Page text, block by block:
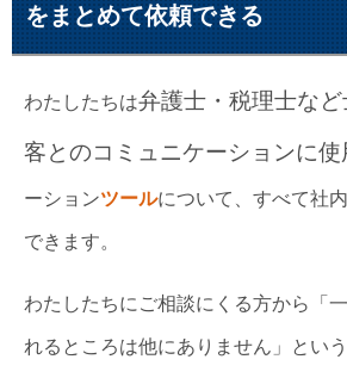
をまとめて依頼できる
わたしたちは弁護士・税理士な
客とのコミュニケーションに使
ーションツールについて、すべて社
できます。
わたしたちにご相談にくる方から「
れるところは他にありません」とい